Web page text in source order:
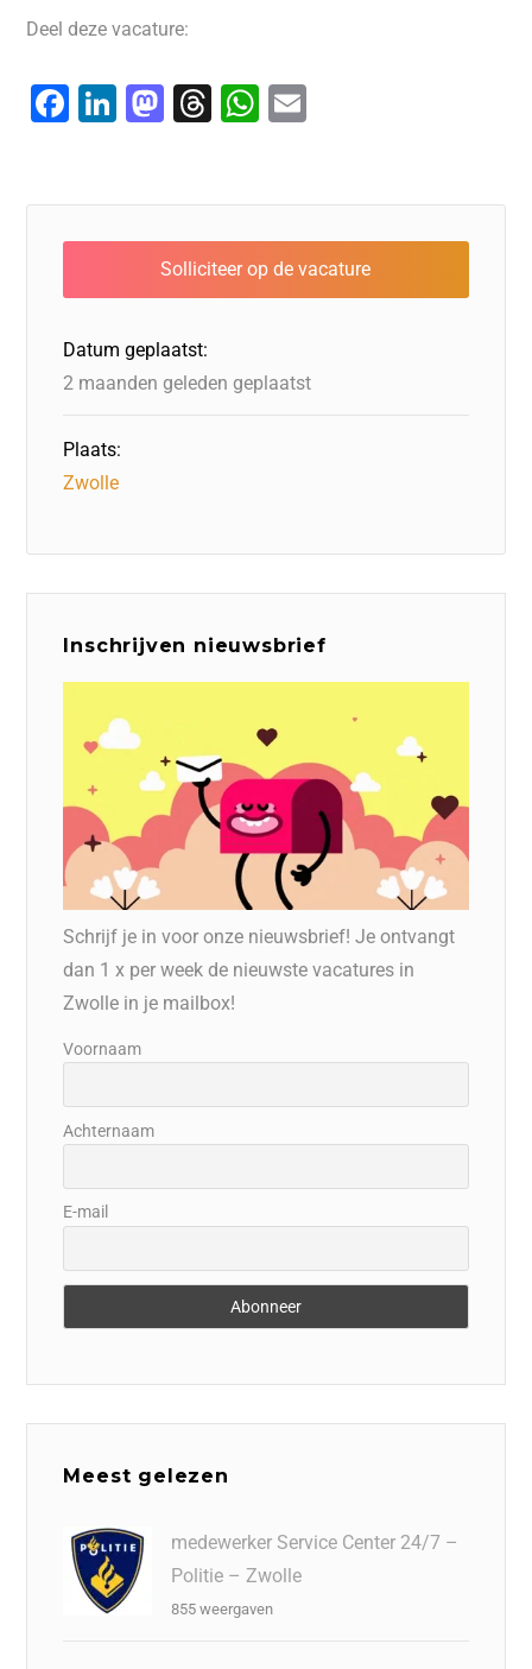
Deel deze vacature:
F
e
b
o
o
k
Li
e
dI
n
M
o
d
o
n
T
a
d
s
W
s
A
p
l
Datum geplaatst:
2 maanden geleden geplaatst
Plaats:
Zwolle
Inschrijven nieuwsbrief
Schrijf je in voor onze nieuwsbrief! Je ontvangt
dan 1 x per week de nieuwste vacatures in
Zwolle in je mailbox!
Voornaam
Achternaam
E-mail
Meest gelezen
medewerker Service Center 24/7 –
Politie – Zwolle
855 weergaven